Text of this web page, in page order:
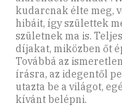
kudarcnak élte meg,
hibáit, így születtek
születnek ma is.
díjakat, miközben őt
Továbbá az
írásra, az idegentől
utazta be a világot,
kívánt belépni.